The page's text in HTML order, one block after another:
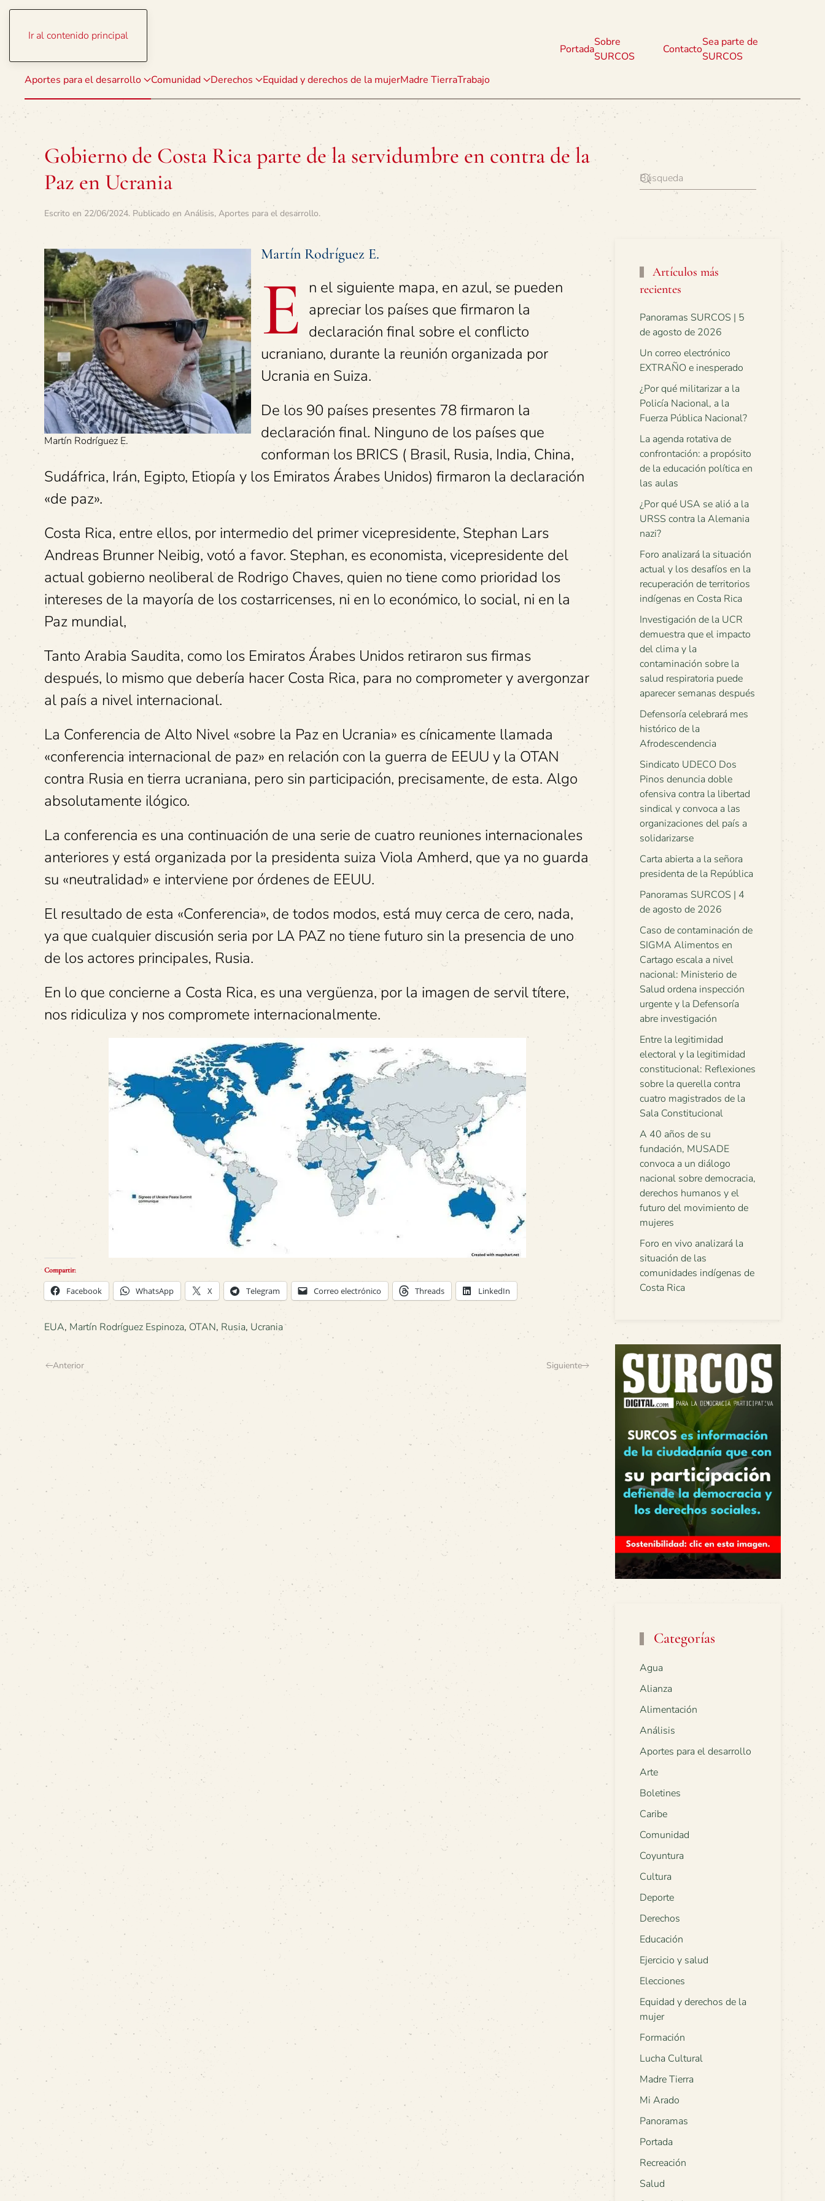
Ir al contenido principal
Aportes para el desarrollo Comunidad Derechos Equidad y derechos de la mujerMadre TierraTrabajo
Portada
Sobre
SURCOS
Contacto
Sea parte de
SURCOS
Gobierno de Costa Rica parte de la servidumbre en contra de la
Paz en Ucrania
Escrito en 22/06/2024. Publicado en Análisis, Aportes para el desarrollo.
Martín Rodríguez E.
Martín Rodríguez E.
E n el siguiente mapa, en azul, se pueden
apreciar los países que firmaron la
declaración final sobre el conflicto
ucraniano, durante la reunión organizada por
Ucrania en Suiza.
De los 90 países presentes 78 firmaron la
declaración final. Ninguno de los países que
conforman los BRICS ( Brasil, Rusia, India, China,
Sudáfrica, Irán, Egipto, Etiopía y los Emiratos Árabes Unidos) firmaron la declaración
«de paz».
Costa Rica, entre ellos, por intermedio del primer vicepresidente, Stephan Lars
Andreas Brunner Neibig, votó a favor. Stephan, es economista, vicepresidente del
actual gobierno neoliberal de Rodrigo Chaves, quien no tiene como prioridad los
intereses de la mayoría de los costarricenses, ni en lo económico, lo social, ni en la
Paz mundial,
Tanto Arabia Saudita, como los Emiratos Árabes Unidos retiraron sus firmas
después, lo mismo que debería hacer Costa Rica, para no comprometer y avergonzar
al país a nivel internacional.
La Conferencia de Alto Nivel «sobre la Paz en Ucrania» es cínicamente llamada
«conferencia internacional de paz» en relación con la guerra de EEUU y la OTAN
contra Rusia en tierra ucraniana, pero sin participación, precisamente, de esta. Algo
absolutamente ilógico.
La conferencia es una continuación de una serie de cuatro reuniones internacionales
anteriores y está organizada por la presidenta suiza Viola Amherd, que ya no guarda
su «neutralidad» e interviene por órdenes de EEUU.
El resultado de esta «Conferencia», de todos modos, está muy cerca de cero, nada,
ya que cualquier discusión seria por LA PAZ no tiene futuro sin la presencia de uno
de los actores principales, Rusia.
En lo que concierne a Costa Rica, es una vergüenza, por la imagen de servil títere,
nos ridiculiza y nos compromete internacionalmente.
Compartir:
Facebook WhatsApp X Telegram Correo electrónico Threads LinkedIn
EUA, Martín Rodríguez Espinoza, OTAN, Rusia, Ucrania
Anterior Siguiente
Artículos más
recientes
Panoramas SURCOS | 5
de agosto de 2026
Un correo electrónico
EXTRAÑO e inesperado
¿Por qué militarizar a la
Policía Nacional, a la
Fuerza Pública Nacional?
La agenda rotativa de
confrontación: a propósito
de la educación política en
las aulas
¿Por qué USA se alió a la
URSS contra la Alemania
nazi?
Foro analizará la situación
actual y los desafíos en la
recuperación de territorios
indígenas en Costa Rica
Investigación de la UCR
demuestra que el impacto
del clima y la
contaminación sobre la
salud respiratoria puede
aparecer semanas después
Defensoría celebrará mes
histórico de la
Afrodescendencia
Sindicato UDECO Dos
Pinos denuncia doble
ofensiva contra la libertad
sindical y convoca a las
organizaciones del país a
solidarizarse
Carta abierta a la señora
presidenta de la República
Panoramas SURCOS | 4
de agosto de 2026
Caso de contaminación de
SIGMA Alimentos en
Cartago escala a nivel
nacional: Ministerio de
Salud ordena inspección
urgente y la Defensoría
abre investigación
Entre la legitimidad
electoral y la legitimidad
constitucional: Reflexiones
sobre la querella contra
cuatro magistrados de la
Sala Constitucional
A 40 años de su
fundación, MUSADE
convoca a un diálogo
nacional sobre democracia,
derechos humanos y el
futuro del movimiento de
mujeres
Foro en vivo analizará la
situación de las
comunidades indígenas de
Costa Rica
Categorías
Agua
Alianza
Alimentación
Análisis
Aportes para el desarrollo
Arte
Boletines
Caribe
Comunidad
Coyuntura
Cultura
Deporte
Derechos
Educación
Ejercicio y salud
Elecciones
Equidad y derechos de la
mujer
Formación
Lucha Cultural
Madre Tierra
Mi Arado
Panoramas
Portada
Recreación
Salud